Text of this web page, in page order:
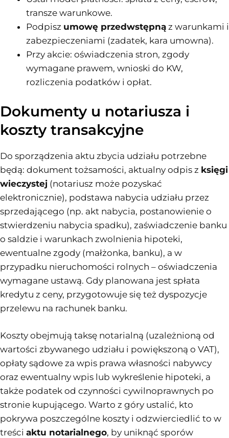
transze warunkowe.
Podpisz umowę przedwstępną z warunkami i
zabezpieczeniami (zadatek, kara umowna).
Przy akcie: oświadczenia stron, zgody
wymagane prawem, wnioski do KW,
rozliczenia podatków i opłat.
Dokumenty u notariusza i
koszty transakcyjne
Do sporządzenia aktu zbycia udziału potrzebne
będą: dokument tożsamości, aktualny odpis z księgi
wieczystej (notariusz może pozyskać
elektronicznie), podstawa nabycia udziału przez
sprzedającego (np. akt nabycia, postanowienie o
stwierdzeniu nabycia spadku), zaświadczenie banku
o saldzie i warunkach zwolnienia hipoteki,
ewentualne zgody (małżonka, banku), a w
przypadku nieruchomości rolnych – oświadczenia
wymagane ustawą. Gdy planowana jest spłata
kredytu z ceny, przygotowuje się też dyspozycje
przelewu na rachunek banku.
Koszty obejmują taksę notarialną (uzależnioną od
wartości zbywanego udziału i powiększoną o VAT),
opłaty sądowe za wpis prawa własności nabywcy
oraz ewentualny wpis lub wykreślenie hipoteki, a
także podatek od czynności cywilnoprawnych po
stronie kupującego. Warto z góry ustalić, kto
pokrywa poszczególne koszty i odzwierciedlić to w
treści aktu notarialnego, by uniknąć sporów